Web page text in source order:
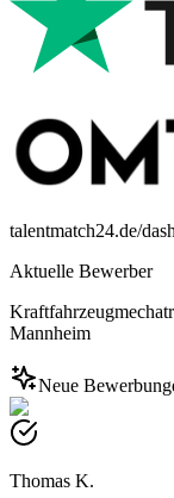
talentmatch24.de/
Aktuelle Bewerber
Mannheim
Neue
Thomas K.